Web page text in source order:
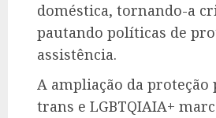
doméstica, tornando-a
pautando políticas de
assistência.
A ampliação da
trans e LGBTQIAIA+